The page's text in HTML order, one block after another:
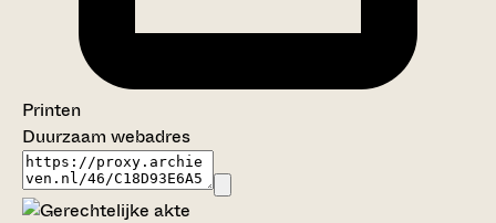
Printen
Duurzaam webadres